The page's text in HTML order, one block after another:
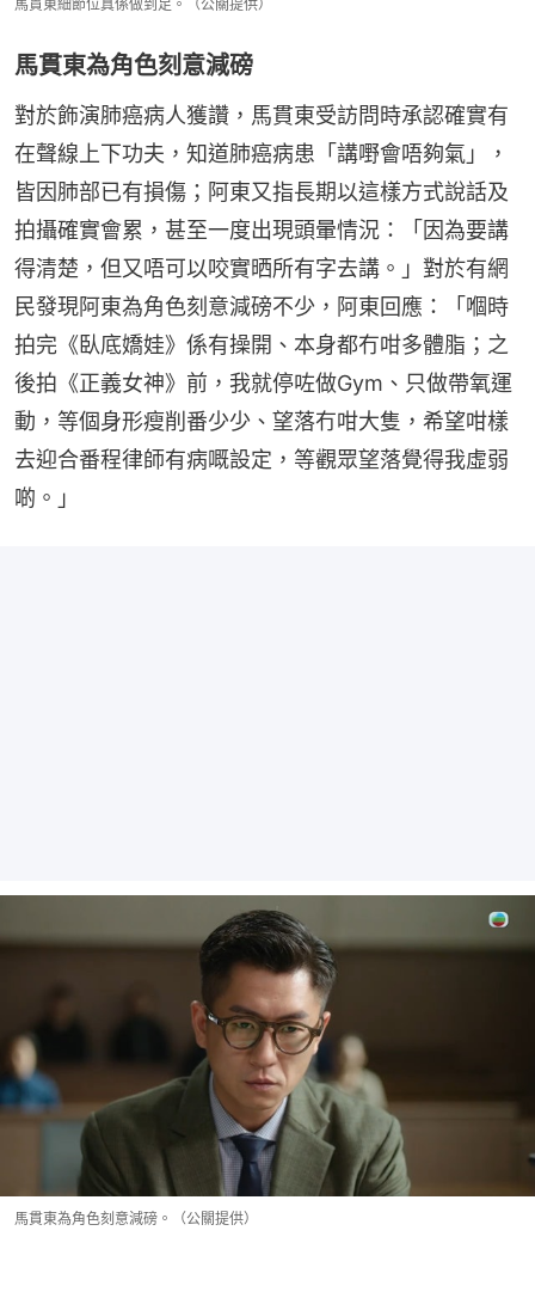
馬貫東細節位真係做到足。（公關提供）
馬貫東為角色刻意減磅
對於飾演肺癌病人獲讚，馬貫東受訪問時承認確實有
在聲線上下功夫，知道肺癌病患「講嘢會唔夠氣」，
皆因肺部已有損傷；阿東又指長期以這樣方式說話及
拍攝確實會累，甚至一度出現頭暈情況：「因為要講
得清楚，但又唔可以咬實晒所有字去講。」對於有網
民發現阿東為角色刻意減磅不少，阿東回應：「嗰時
拍完《臥底嬌娃》係有操開、本身都冇咁多體脂；之
後拍《正義女神》前，我就停咗做Gym、只做帶氧運
動，等個身形瘦削番少少、望落冇咁大隻，希望咁樣
去迎合番程律師有病嘅設定，等觀眾望落覺得我虛弱
啲。」
馬貫東為角色刻意減磅。（公關提供）